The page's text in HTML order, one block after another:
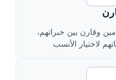
وقارن بين خبراتهم،
لاختيار الأنسب